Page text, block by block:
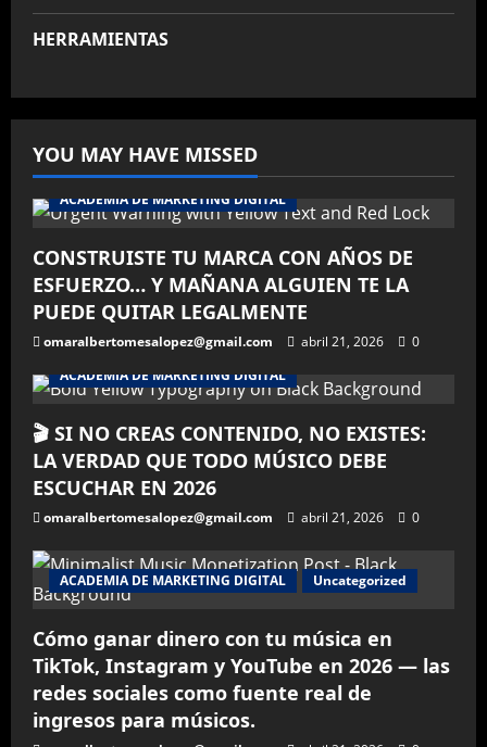
HERRAMIENTAS
YOU MAY HAVE MISSED
ACADEMIA DE MARKETING DIGITAL
CONSTRUISTE TU MARCA CON AÑOS DE
ESFUERZO… Y MAÑANA ALGUIEN TE LA
PUEDE QUITAR LEGALMENTE
omaralbertomesalopez@gmail.com abril 21, 2026
0
ACADEMIA DE MARKETING DIGITAL
🎬 SI NO CREAS CONTENIDO, NO EXISTES:
LA VERDAD QUE TODO MÚSICO DEBE
ESCUCHAR EN 2026
omaralbertomesalopez@gmail.com abril 21, 2026 0
ACADEMIA DE MARKETING DIGITAL Uncategorized
Cómo ganar dinero con tu música en
TikTok, Instagram y YouTube en 2026 — las
redes sociales como fuente real de
ingresos para músicos.